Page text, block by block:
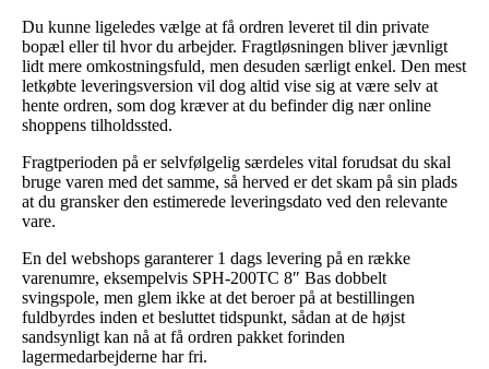
Du kunne ligeledes vælge at få ordren leveret til din private
bopæl eller til hvor du arbejder. Fragtløsningen bliver jævnligt
lidt mere omkostningsfuld, men desuden særligt enkel. Den mest
letkøbte leveringsversion vil dog altid vise sig at være selv at
hente ordren, som dog kræver at du befinder dig nær online
shoppens tilholdssted.
Fragtperioden på er selvfølgelig særdeles vital forudsat du skal
bruge varen med det samme, så herved er det skam på sin plads
at du gransker den estimerede leveringsdato ved den relevante
vare.
En del webshops garanterer 1 dags levering på en række
varenumre, eksempelvis SPH-200TC 8″ Bas dobbelt
svingspole, men glem ikke at det beroer på at bestillingen
fuldbyrdes inden et besluttet tidspunkt, sådan at de højst
sandsynligt kan nå at få ordren pakket forinden
lagermedarbejderne har fri.